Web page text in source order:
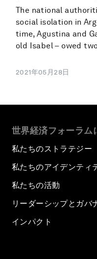
The national
social isolation in
time, Agustina and
old Isabel – owed
2021年05月28日
世界経済フォーラム
私たちのストラテジー
私たちのアイデンティ
私たちの活動
リーダーシップとガバ
インパクト